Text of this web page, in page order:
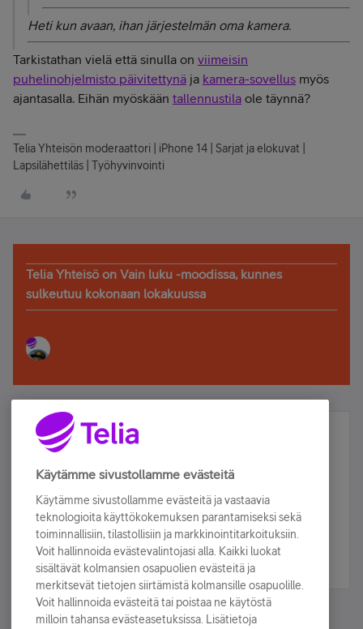
Heti kun avaan, ihan järjestelmän oma kamera.
Tarkistathan vielä että sinulla on viimeisin
puhelinohjelmisto päivitettynä ja kamera-sovellus myös
ajantasalla. Eihän myöskään tallennustila ole täynnä?
Telia Yhteisön moderaattori | iPhone 14 | Sarjat ja elokuvat |
Lapsilähettiläs | Työhyvinvointi
Telia Yhteisö on Vain luku -moodissa, kunnes
sulkeutuu kokonaan lokakuussa
Älä jää paitsi – osallistu ja voita!
Tilaa Telian uutiskirje ja olet mukana arvonnassa.
sähköpostiisi.
Tilaa nyt
Käytämme sivustollamme evästeitä
Käytämme sivustollamme evästeitä ja vastaavia
teknologioita käyttökokemuksen parantamiseksi sekä
toiminnallisiin, tilastollisiin ja markkinointitarkoituksiin.
Voit hallinnoida evästevalintojasi alla. Kaikki luokat
sisältävät kolmansien osapuolien evästeitä ja
merkitsevät tietojen siirtämistä kolmansille osapuolille.
Voit hallinnoida evästeitä tai poistaa ne käytöstä
milloin tahansa evästeasetuksissa. Lisätietoja